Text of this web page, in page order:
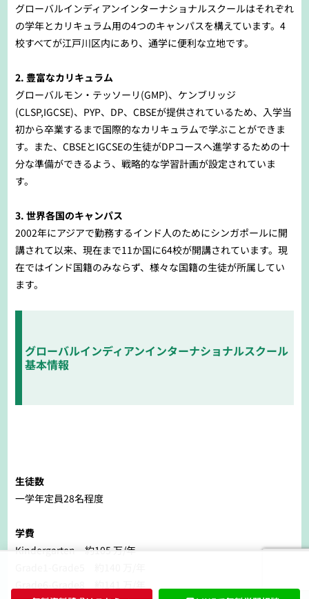
グローバルインディアンインターナショナルスクールはそれぞれ
の学年とカリキュラム用の4つのキャンパスを構えています。4
校すべてが江戸川区内にあり、通学に便利な立地です。
2. 豊富なカリキュラム
グローバルモン・テッソーリ(GMP)、ケンブリッジ
(CLSP,IGCSE)、PYP、DP、CBSEが提供されているため、入学当
初から卒業するまで国際的なカリキュラムで学ぶことができま
す。また、CBSEとIGCSEの生徒がDPコースへ進学するための十
分な準備ができるよう、戦略的な学習計画が設定されていま
す。
3. 世界各国のキャンパス
2002年にアジアで勤務するインド人のためにシンガポールに開
講されて以来、現在まで11か国に64校が開講されています。現
在ではインド国籍のみならず、様々な国籍の生徒が所属してい
ます。
グローバルインディアンインターナショナルスクール
基本情報
生徒数
一学年定員28名程度
学費
Kindergarten 約105 万/年